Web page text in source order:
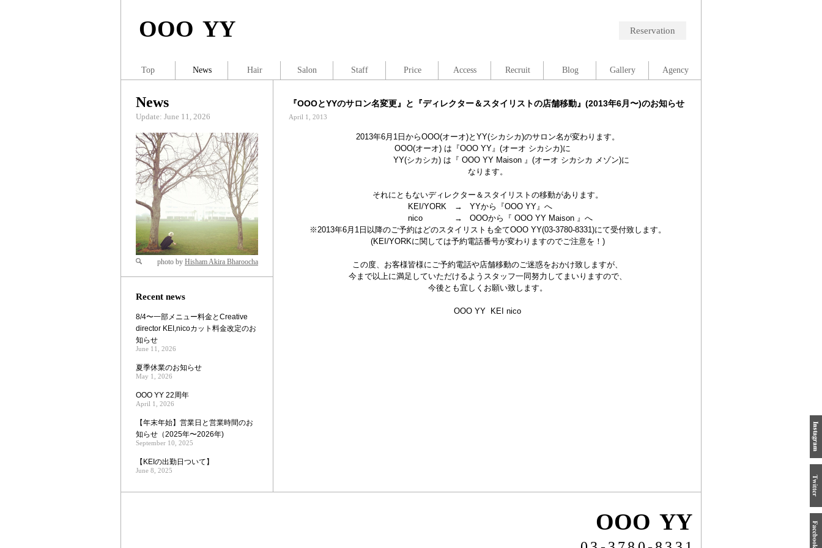
OOO YY Reservation
『OOOとYYのサロン名変更』と『ディレクター＆スタイリストの店舗移動』(2013年6月〜)のお知らせ
April 1, 2013
2013年6月1日からOOO(オーオ)とYY(シカシカ)のサロン名が変わります。
OOO(オーオ) は『OOO YY』(オーオ シカシカ)に
YY(シカシカ) は『 OOO YY Maison 』(オーオ シカシカ メゾン)に
なります。
それにともないディレクター＆スタイリストの移動があります。
KEI/YORK → YYから『OOO YY』へ
nico → OOOから『 OOO YY Maison 』へ
※2013年6月1日以降のご予約はどのスタイリストも全てOOO YY(03-3780-8331)にて受付致します。
(KEI/YORKに関しては予約電話番号が変わりますのでご注意を！)
この度、お客様皆様にご予約電話や店舗移動のご迷惑をおかけ致しますが、
今まで以上に満足していただけるようスタッフ一同努力してまいりますので、
今後とも宜しくお願い致します。
OOO YY KEI nico
News
Update: June 11, 2026
Zoom
photo by Hisham Akira Bharoocha
Recent news
8/4〜一部メニュー料金とCreative
director KEI,nicoカット料金改定のお
知らせ
June 11, 2026
夏季休業のお知らせ
May 1, 2026
OOO YY 22周年
April 1, 2026
【年末年始】営業日と営業時間のお
知らせ（2025年〜2026年)
September 10, 2025
【KEIの出勤日ついて】
June 8, 2025
Top News Hair Salon Staff Price Access Recruit Blog Gallery Agency
OOO YY